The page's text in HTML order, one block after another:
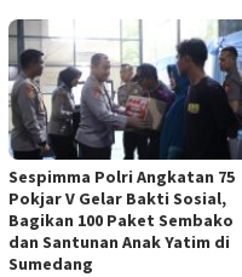
Sespimma Polri Angkatan 75
Pokjar V Gelar Bakti Sosial,
Bagikan 100 Paket Sembako
dan Santunan Anak Yatim di
Sumedang